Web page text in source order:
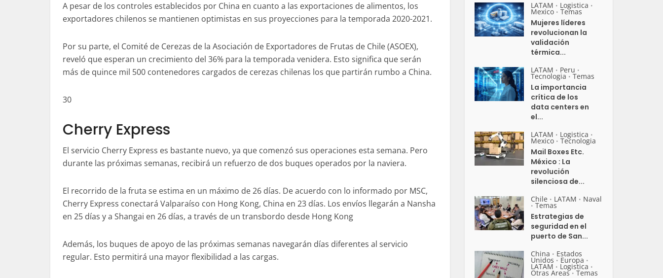
A pesar de los controles establecidos por China en cuanto a las exportaciones de alimentos, los
exportadores chilenos se mantienen optimistas en sus proyecciones para la temporada 2020-2021.
Por su parte, el Comité de Cerezas de la Asociación de Exportadores de Frutas de Chile (ASOEX),
reveló que esperan un crecimiento del 36% para la temporada venidera. Esto significa que serán
más de quince mil 500 contenedores cargados de cerezas chilenas los que partirán rumbo a China.
30
Cherry Express
El servicio Cherry Express es bastante nuevo, ya que comenzó sus operaciones esta semana. Pero
durante las próximas semanas, recibirá un refuerzo de dos buques operados por la naviera.
El recorrido de la fruta se estima en un máximo de 26 días. De acuerdo con lo informado por MSC,
Cherry Express conectará Valparaíso con Hong Kong, China en 23 días. Los envíos llegarán a Nansha
en 25 días y a Shangai en 26 días, a través de un transbordo desde Hong Kong
Además, los buques de apoyo de las próximas semanas navegarán días diferentes al servicio
regular. Esto permitirá una mayor flexibilidad a las cargas.
LATAM • Logistica •
Mexico • Temas
Mujeres líderes
revolucionan la
validación
térmica...
LATAM • Peru •
Tecnologia • Temas
La importancia
crítica de los
data centers en
el...
LATAM • Logistica •
Mexico • Tecnologia
Mail Boxes Etc.
México : La
revolución
silenciosa de...
Chile • LATAM • Naval
• Temas
Estrategias de
seguridad en el
puerto de San...
China • Estados
Unidos • Europa •
LATAM • Logistica •
Otras Areas • Temas